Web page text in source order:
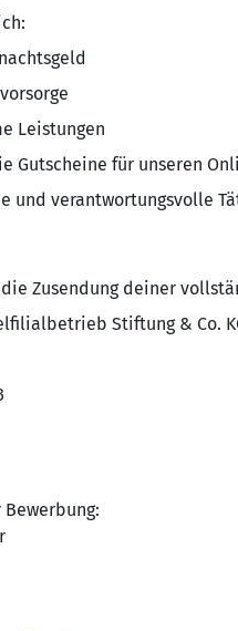
Leistungen
Gutscheine für unseren
und verantwortungsvolle
Zusendung deiner
Stiftung & Co.